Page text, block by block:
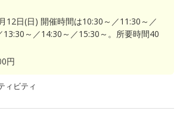
12日(日) 開催時間は10:30～／11:30～／
13:30～／14:30～／15:30～。所要時間40
円
ィビティ